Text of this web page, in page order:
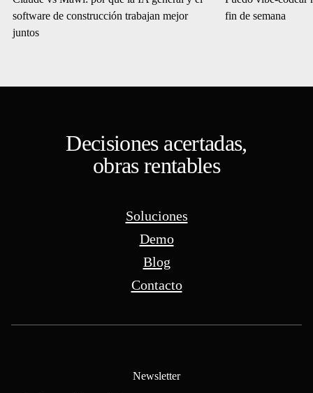
software de construcción trabajan mejor
juntos
fin de semana
Decisiones acertadas,
obras rentables
Newsletter
Soluciones
Demo
Blog
Contacto